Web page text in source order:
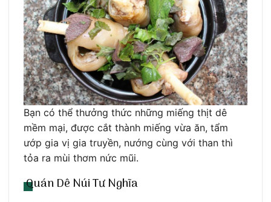
Bạn có thể thưởng thức những miếng thịt dê
mềm mại, được cắt thành miếng vừa ăn, tẩm
ướp gia vị gia truyền, nướng cùng với than thì
tỏa ra mùi thơm nức mũi.
Quán Dê Núi Tư Nghĩa